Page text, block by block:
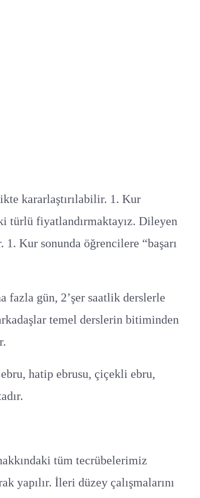
kararlaştırılabilir. 1. Kur
türlü fiyatlandırmaktayız. Dileyen
Kur sonunda öğrencilere “başarı
fazla gün, 2’şer saatlik derslerle
temel derslerin bitiminden
hatip ebrusu, çiçekli ebru,
tüm tecrübelerimiz
yapılır. İleri düzey çalışmalarını